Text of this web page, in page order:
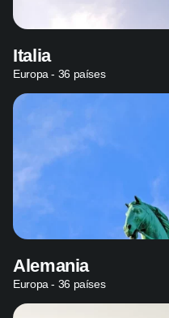
Italia
Europa - 36 países
Alemania
Europa - 36 países